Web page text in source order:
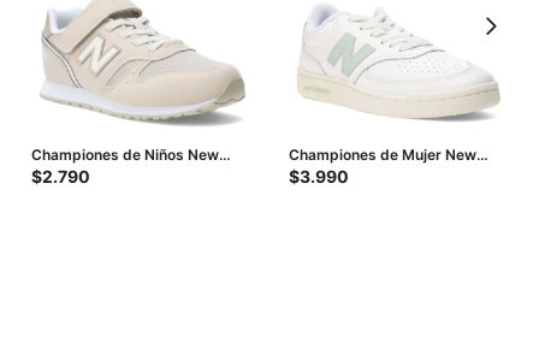
Championes de Niños New
Balance Life Style 373 - Beige
$2.790
Championes de Mujer New
Balance Pop N Pack Leather -
$3.990